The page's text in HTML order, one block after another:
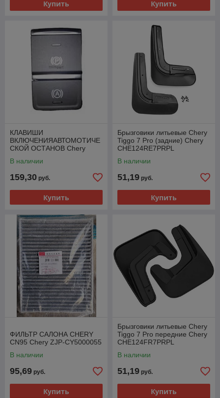
Купить Купить
КЛАВИШИ
ВКЛЮЧЕНИЯАВТОМОТИЧЕ
СКОЙ ОСТАНОВ Chery
В наличии
159,30 руб.
Купить
Брызговики литьевые Chery
Tiggo 7 Pro (задние) Chery
CHE124RE7PRPL
В наличии
51,19 руб.
Купить
ФИЛЬТР САЛОНА CHERY
CN95 Chery ZJP-CY5000055
В наличии
95,69 руб.
Купить
Брызговики литьевые Chery
Tiggo 7 Pro передние Chery
CHE124FR7PRPL
В наличии
51,19 руб.
Купить